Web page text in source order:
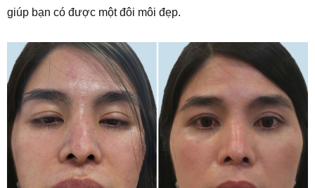
giúp bạn có được một đôi môi đẹp.